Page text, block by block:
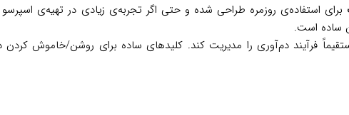
برای استفاده‌ی روزمره طراحی شده و حتی اگر تجربه‌ی زیادی در تهیه‌ی اسپرسو
ساده است.
فرآیند دم‌آوری را مدیریت کند. کلیدهای ساده برای روشن/خاموش